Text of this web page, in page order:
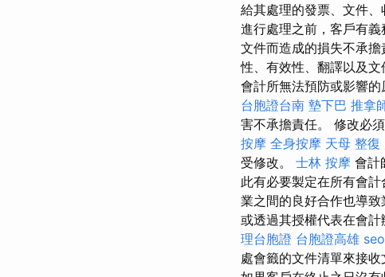
給其處理的發票、文件
進行處理之前，客戶有
文件而造成的損失不承擔
性、有效性、翻譯以及
會計所無法預防或影響
台胞證台南 墊下巴 推拿
害不承擔責任。 修改必
按摩 全身按摩 天母 整復
受修改。 士林 按摩 會計
此有必要製定在所有會
業之間的良好合作也導
或透過其授權代表在會
理台胞證 台胞證高雄
處會籤的文件清單來接